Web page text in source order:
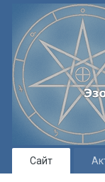
Сайт